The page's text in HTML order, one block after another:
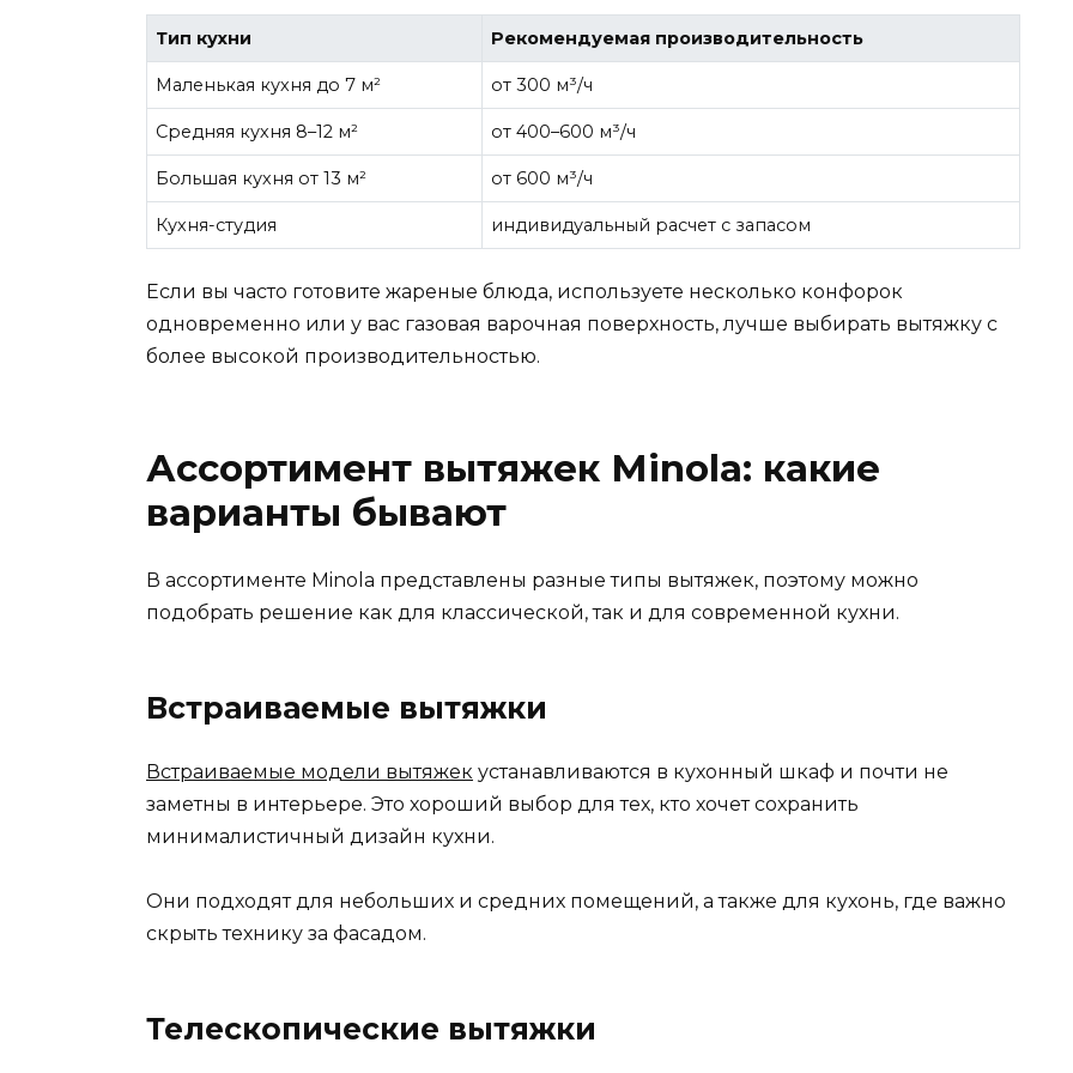
Тип кухни Рекомендуемая производительность
Маленькая кухня до 7 м² от 300 м³/ч
Средняя кухня 8–12 м² от 400–600 м³/ч
Большая кухня от 13 м² от 600 м³/ч
Кухня-студия индивидуальный расчет с запасом
Если вы часто готовите жареные блюда, используете несколько конфорок
одновременно или у вас газовая варочная поверхность, лучше выбирать вытяжку с
более высокой производительностью.
Ассортимент вытяжек Minola: какие
варианты бывают
В ассортименте Minola представлены разные типы вытяжек, поэтому можно
подобрать решение как для классической, так и для современной кухни.
Встраиваемые вытяжки
Встраиваемые модели вытяжек устанавливаются в кухонный шкаф и почти не
заметны в интерьере. Это хороший выбор для тех, кто хочет сохранить
минималистичный дизайн кухни.
Они подходят для небольших и средних помещений, а также для кухонь, где важно
скрыть технику за фасадом.
Телескопические вытяжки